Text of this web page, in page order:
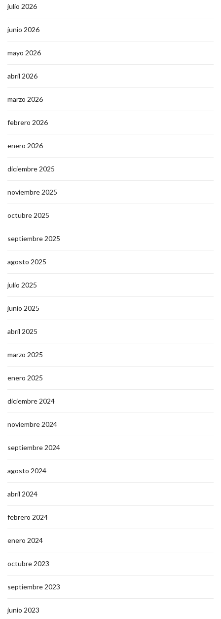
julio 2026
junio 2026
mayo 2026
abril 2026
marzo 2026
febrero 2026
enero 2026
diciembre 2025
noviembre 2025
octubre 2025
septiembre 2025
agosto 2025
julio 2025
junio 2025
abril 2025
marzo 2025
enero 2025
diciembre 2024
noviembre 2024
septiembre 2024
agosto 2024
abril 2024
febrero 2024
enero 2024
octubre 2023
septiembre 2023
junio 2023